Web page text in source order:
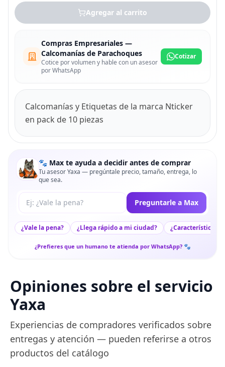
Agregar al carrito
Compras Empresariales —
Calcomanías de Parachoques
Cotice por volumen y hable con un asesor
por WhatsApp
Cotizar
Calcomanías y Etiquetas de la marca Nticker
en pack de 10 piezas
🐾 Max te ayuda a decidir antes de comprar
Tu asesor Yaxa — pregúntale precio, tamaño, entrega, lo
que sea.
Tu pregunta a Max Preguntarle a Max
¿Vale la pena? ¿Llega rápido a mi ciudad? ¿Características
¿Prefieres que un humano te atienda por WhatsApp? 🐾
Opiniones sobre el servicio
Yaxa
Experiencias de compradores verificados sobre
entregas y atención — pueden referirse a otros
productos del catálogo